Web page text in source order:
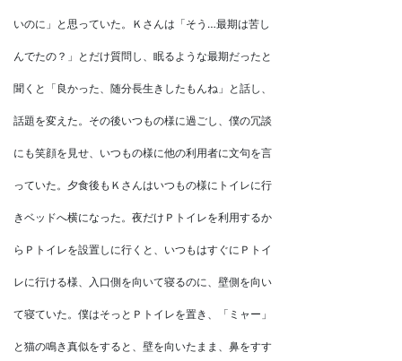
いのに」と思っていた。Ｋさんは「そう…最期は苦し
んでたの？」とだけ質問し、眠るような最期だったと
聞くと「良かった、随分長生きしたもんね」と話し、
話題を変えた。その後いつもの様に過ごし、僕の冗談
にも笑顔を見せ、いつもの様に他の利用者に文句を言
っていた。夕食後もＫさんはいつもの様にトイレに行
きベッドへ横になった。夜だけＰトイレを利用するか
らＰトイレを設置しに行くと、いつもはすぐにＰトイ
レに行ける様、入口側を向いて寝るのに、壁側を向い
て寝ていた。僕はそっとＰトイレを置き、「ミャー」
と猫の鳴き真似をすると、壁を向いたまま、鼻をすす